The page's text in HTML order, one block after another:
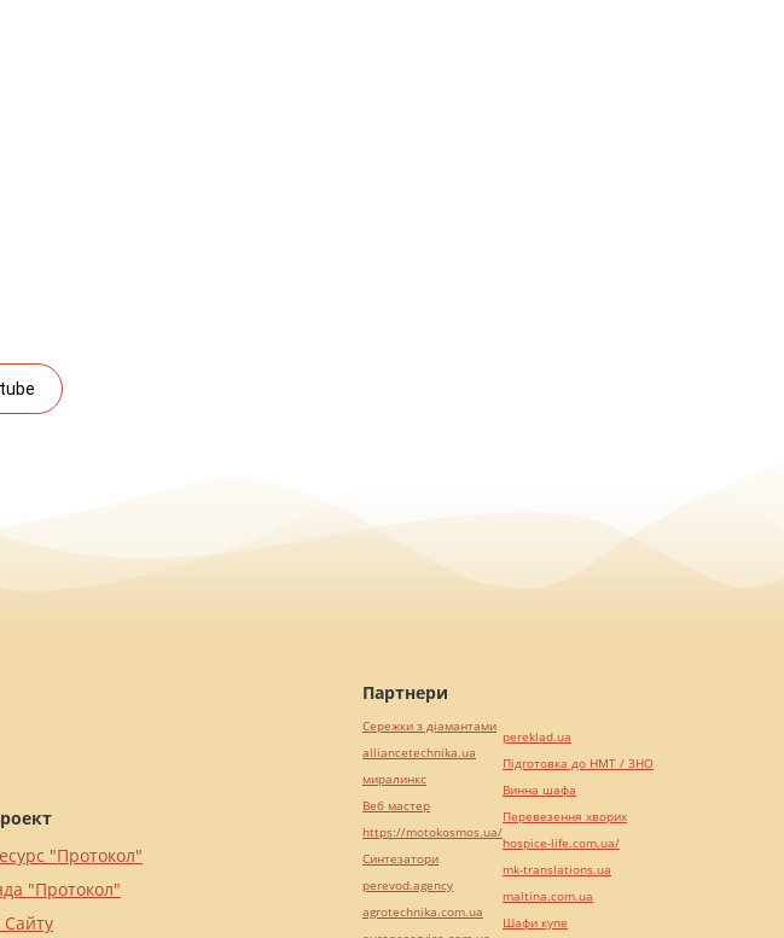
"Протокол"
"Протокол"
Сайту
Партнери
Сережки з діамантами
alliancetechnika.ua
миралинкс
Веб мастер
https://motokosmos.ua/
Синтезатори
perevod.agency
agrotechnika.com.ua
pereklad.ua
Підготовка до НМТ / ЗНО
Винна шафа
Перевезення хворих
hospice-life.com.ua/
mk-translations.ua
maltina.com.ua
Шафи купе